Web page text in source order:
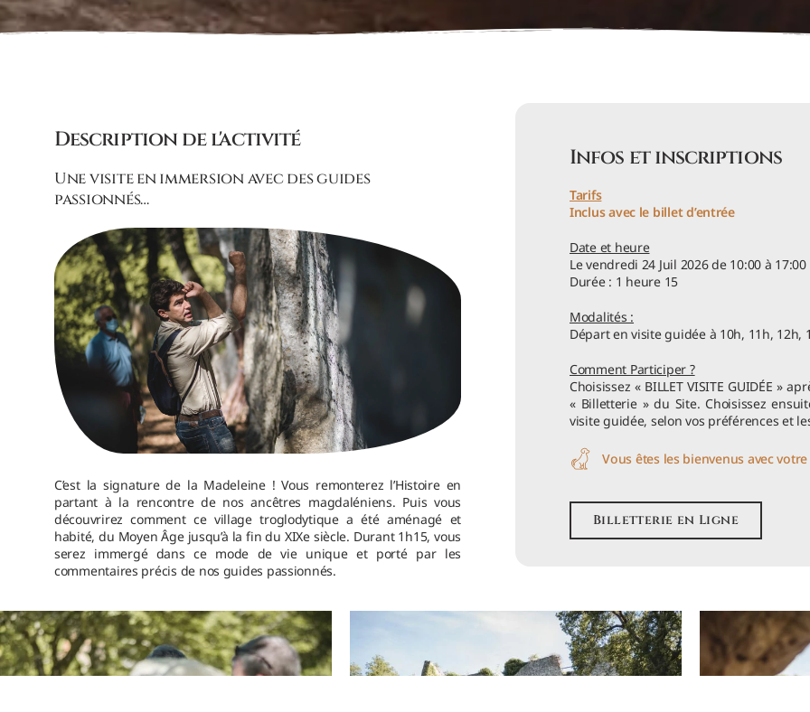
Description de l'activité
Une visite en immersion avec des guides
passionnés…
C’est la signature de la Madeleine ! Vous remonterez l’Histoire en
partant à la rencontre de nos ancêtres magdaléniens. Puis vous
découvrirez comment ce village troglodytique a été aménagé et
habité, du Moyen Âge jusqu’à la fin du XIXe siècle. Durant 1h15, vous
serez immergé dans ce mode de vie unique et porté par les
commentaires précis de nos guides passionnés.
Infos et inscriptions
Tarifs
Inclus avec le billet d’entrée
Date et heure
Le vendredi 24 Juil 2026 de 10:00 à 17:00
Durée : 1 heure 15
Modalités :
Départ en visite guidée à 10h, 11h, 12h,
Comment Participer ?
Choisissez « BILLET VISITE GUIDÉE »
« Billetterie » du Site. Choisissez
visite guidée, selon vos préférences et
Vous êtes les bienvenus avec
Billetterie en Ligne